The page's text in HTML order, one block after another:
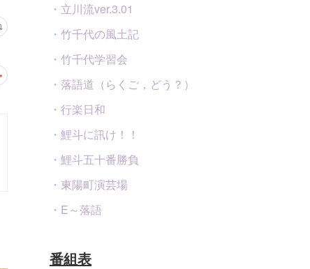
・立川流ver.3.01
・竹千代の風土記
・竹千代学習会
・落語道（らくご，どう？）
・行楽日和
・鯉斗に訊け！！
・鯉斗五十番勝負
・東陽町演芸場
・E～落語
番組表